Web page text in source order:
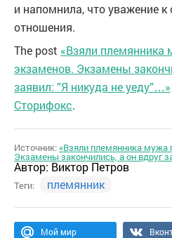
и напомнила, что уважение к
отношения.
The post «Взяли племянника
экзаменов. Экзамены
заявил: ”Я никуда не уеду”…»
Сторифокс.
Источник:«Взяли племянника мужа
Экзамены закончились, а он вдруг
Автор: Виктор Петров
Теги: племянник
Мой мир